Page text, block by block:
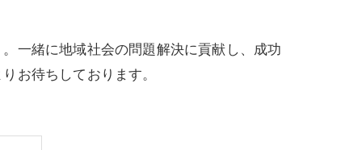
一緒に地域社会の問題解決に貢献し、成功
お待ちしております。